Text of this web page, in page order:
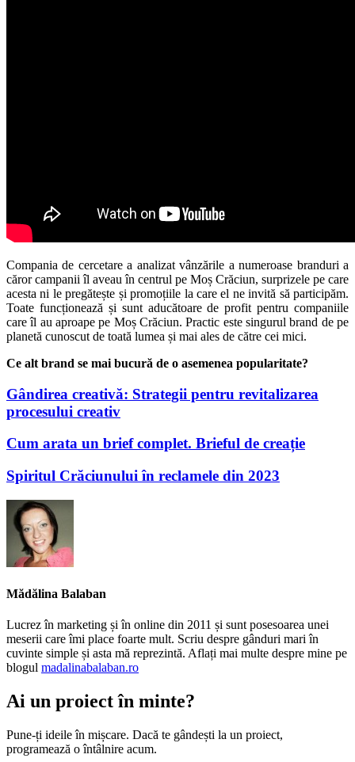
Compania de cercetare a analizat vânzările a numeroase branduri a
căror campanii îl aveau în centrul pe Moș Crăciun, surprizele pe care
acesta ni le pregătește și promoțiile la care el ne invită să participăm.
Toate funcționează și sunt aducătoare de profit pentru companiile
care îl au aproape pe Moș Crăciun. Practic este singurul brand de pe
planetă cunoscut de toată lumea și mai ales de către cei mici.
Ce alt brand se mai bucură de o asemenea popularitate?
Gândirea creativă: Strategii pentru revitalizarea
procesului creativ
Cum arata un brief complet. Brieful de creație
Spiritul Crăciunului în reclamele din 2023
Mădălina Balaban
Lucrez în marketing și în online din 2011 și sunt posesoarea unei
meserii care îmi place foarte mult. Scriu despre gânduri mari în
cuvinte simple și asta mă reprezintă. Aflați mai multe despre mine pe
blogul madalinabalaban.ro
Ai un proiect în minte?
Pune-ți ideile în mișcare. Dacă te gândești la un proiect,
programează o întâlnire acum.